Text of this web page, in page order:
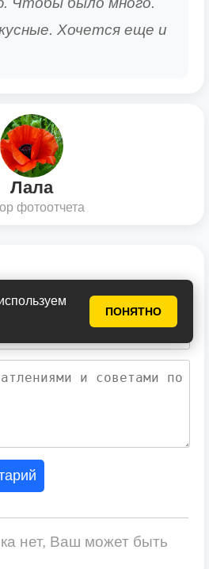
ПОНЯТНО
Хочется еще и
Лала
фотоотчета
нет, Ваш может быть